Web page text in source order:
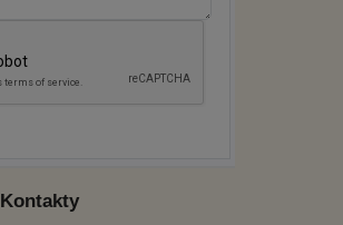
Kontakty